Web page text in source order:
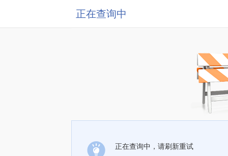
正在查询中
正在查询中，请刷新重试